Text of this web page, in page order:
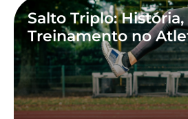
Salto Triplo:
Treinamento no